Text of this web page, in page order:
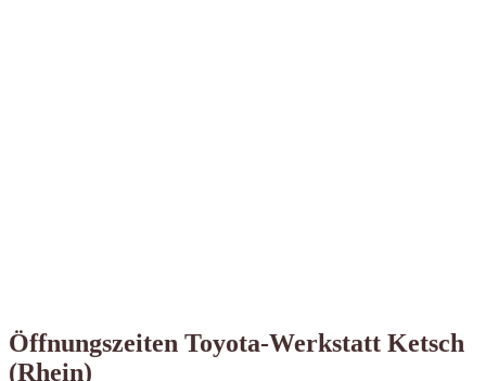
Öffnungszeiten Toyota-Werkstatt Ketsch
(Rhein)